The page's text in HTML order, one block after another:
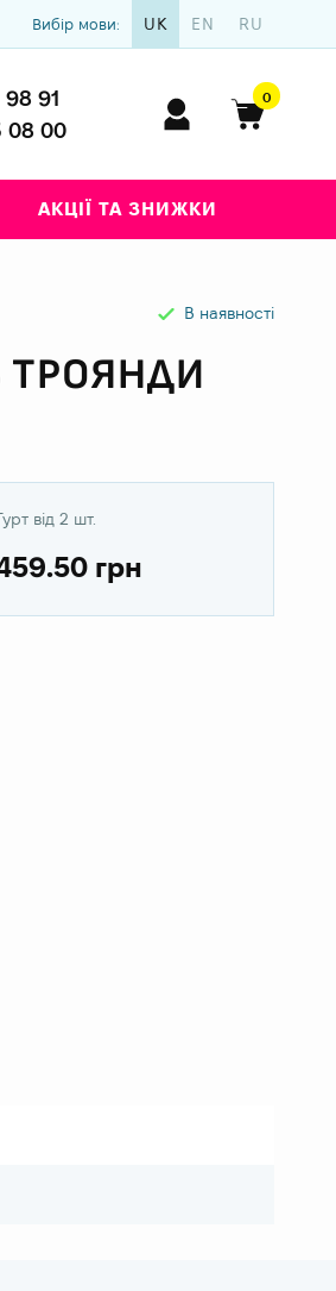
Вибір мови: UK EN RU
98 91
08 00
0
АКЦІЇ ТА ЗНИЖКИ
В наявності
ТРОЯНДИ
від 2 шт.
грн